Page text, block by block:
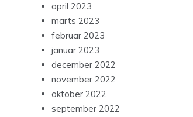
april 2023
marts 2023
februar 2023
januar 2023
december 2022
november 2022
oktober 2022
september 2022